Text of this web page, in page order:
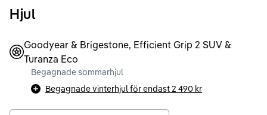
Hjul
Goodyear & Brigestone, Efficient Grip 2 SUV &
Turanza Eco
Begagnade sommarhjul
Begagnade vinterhjul för endast2 490 kr